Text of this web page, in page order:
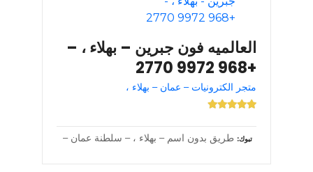
العالميه فون جبرين – بهلاء ، –
+968 9972 2770
متجر الكترونيات – عمان – بهلاء ،
تبوك طريق بدون اسم – بهلاء ، – سلطنة عمان –